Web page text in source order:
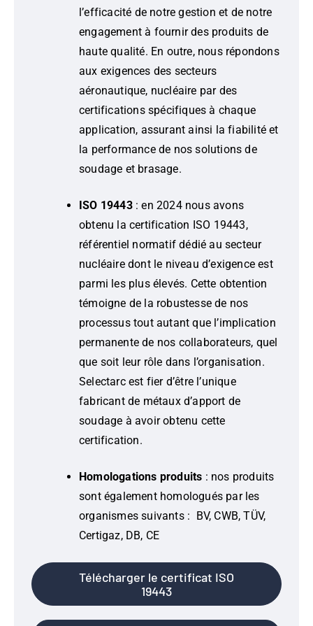
l’efficacité de notre gestion et de notre
engagement à fournir des produits de
haute qualité. En outre, nous répondons
aux exigences des secteurs
aéronautique, nucléaire par des
certifications spécifiques à chaque
application, assurant ainsi la fiabilité et
la performance de nos solutions de
soudage et brasage.
ISO 19443: en 2024 nous avons
obtenu la certification ISO 19443,
référentiel normatif dédié au secteur
nucléaire dont le niveau d’exigence est
parmi les plus élevés. Cette obtention
témoigne de la robustesse de nos
processus tout autant que l’implication
permanente de nos collaborateurs, quel
que soit leur rôle dans l’organisation.
Selectarc est fier d’être l’unique
fabricant de métaux d’apport de
soudage à avoir obtenu cette
certification.
Homologations produits : nos produits
sont également homologués par les
organismes suivants : BV, CWB, TÜV,
Certigaz, DB, CE
Télécharger le certificat ISO
19443